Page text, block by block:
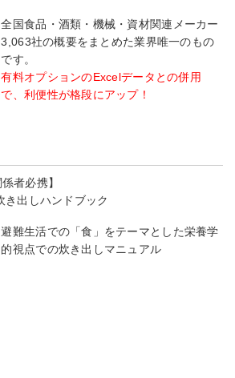
全国食品・酒類・機械・資材関連メーカー
3,063社の概要をまとめた業界唯一のもの
です。
有料オプションのExcelデータとの併用
で、利便性が格段にアップ！
者必携】
き出しハンドブック
避難生活での「食」をテーマとした栄養学
的視点での炊き出しマニュアル